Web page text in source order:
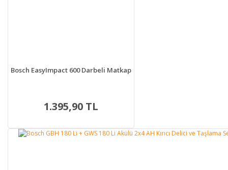
Bosch EasyImpact 600 Darbeli Matkap
1.395,90 TL